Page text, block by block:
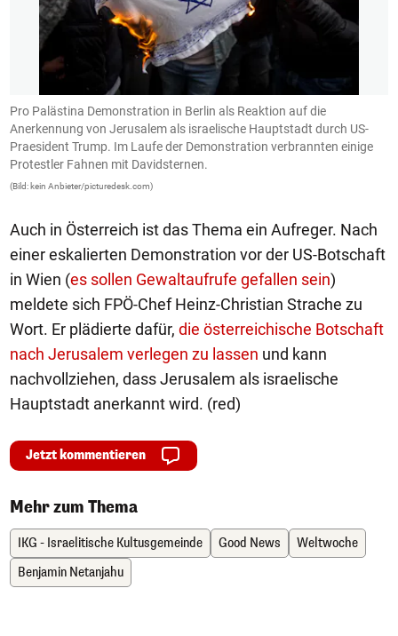
Pro Palästina Demonstration in Berlin als Reaktion auf die
Anerkennung von Jerusalem als israelische Hauptstadt durch US-
Praesident Trump. Im Laufe der Demonstration verbrannten einige
Protestler Fahnen mit Davidsternen.
(Bild: kein Anbieter/picturedesk.com)
Auch in Österreich ist das Thema ein Aufreger. Nach
einer eskalierten Demonstration vor der US-Botschaft
in Wien (es sollen Gewaltaufrufe gefallen sein)
meldete sich FPÖ-Chef Heinz-Christian Strache zu
Wort. Er plädierte dafür, die österreichische Botschaft
nach Jerusalem verlegen zu lassen und kann
nachvollziehen, dass Jerusalem als israelische
Hauptstadt anerkannt wird. (red)
Jetzt kommentieren
Mehr zum Thema
IKG - Israelitische Kultusgemeinde Good News
Weltwoche
Benjamin Netanjahu